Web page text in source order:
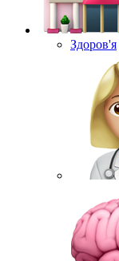
Здоров'я